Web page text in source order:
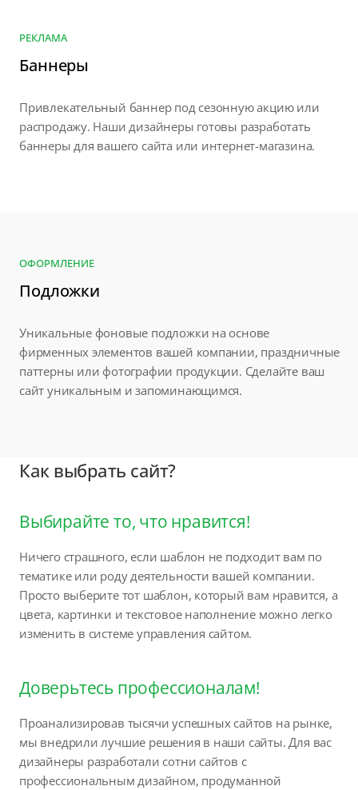
РЕКЛАМА
Баннеры
Привлекательный баннер под сезонную акцию или
распродажу. Наши дизайнеры готовы разработать
баннеры для вашего сайта или интернет-магазина.
ОФОРМЛЕНИЕ
Подложки
Уникальные фоновые подложки на основе
фирменных элементов вашей компании, праздничные
паттерны или фотографии продукции. Сделайте ваш
сайт уникальным и запоминающимся.
Как выбрать сайт?
Выбирайте то, что нравится!
Ничего страшного, если шаблон не подходит вам по
тематике или роду деятельности вашей компании.
Просто выберите тот шаблон, который вам нравится, а
цвета, картинки и текстовое наполнение можно легко
изменить в системе управления сайтом.
Доверьтесь профессионалам!
Проанализировав тысячи успешных сайтов на рынке,
мы внедрили лучшие решения в наши сайты. Для вас
дизайнеры разработали сотни сайтов с
профессиональным дизайном, продуманной